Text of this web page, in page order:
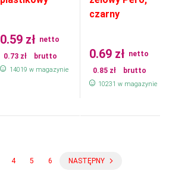
0.59 zł netto
0.73 zł brutto
14019 w magazynie
czarny
0.69 zł netto
0.85 zł brutto
10231 w magazynie
4 5 6 NASTĘPNY